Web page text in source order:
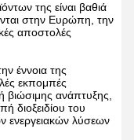
της είναι βαθιά
στην Ευρώπη, την
αποστολές
έννοια της
εκπομπές
βιώσιμης ανάπτυξης,
διοξειδίου του
ενεργειακών λύσεων